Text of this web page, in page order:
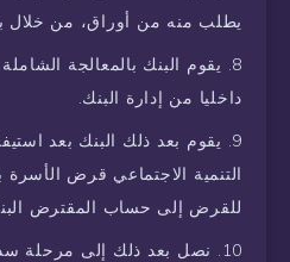
يطلب منه من أوراق، من خلال
يقوم البنك بالمعالجة
داخليا من إدارة البنك.
يقوم بعد ذلك البنك بعد
التنمية الاجتماعي قرض الأسرة
للقرض إلى حساب المقترض
نصل بعد ذلك إلى مرحلة